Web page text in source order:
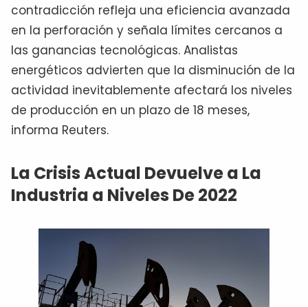
contradicción refleja una eficiencia avanzada
en la perforación y señala límites cercanos a
las ganancias tecnológicas. Analistas
energéticos advierten que la disminución de la
actividad inevitablemente afectará los niveles
de producción en un plazo de 18 meses,
informa Reuters.
La Crisis Actual Devuelve a La
Industria a Niveles De 2022